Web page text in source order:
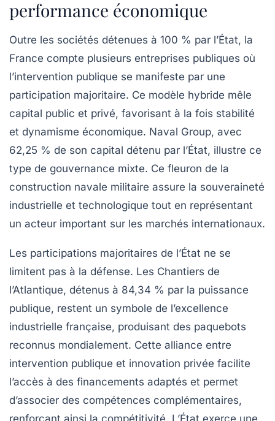
performance économique
Outre les sociétés détenues à 100 % par l’État, la
France compte plusieurs entreprises publiques où
l’intervention publique se manifeste par une
participation majoritaire. Ce modèle hybride mêle
capital public et privé, favorisant à la fois stabilité
et dynamisme économique. Naval Group, avec
62,25 % de son capital détenu par l’État, illustre ce
type de gouvernance mixte. Ce fleuron de la
construction navale militaire assure la souveraineté
industrielle et technologique tout en représentant
un acteur important sur les marchés internationaux.
Les participations majoritaires de l’État ne se
limitent pas à la défense. Les Chantiers de
l’Atlantique, détenus à 84,34 % par la puissance
publique, restent un symbole de l’excellence
industrielle française, produisant des paquebots
reconnus mondialement. Cette alliance entre
intervention publique et innovation privée facilite
l’accès à des financements adaptés et permet
d’associer des compétences complémentaires,